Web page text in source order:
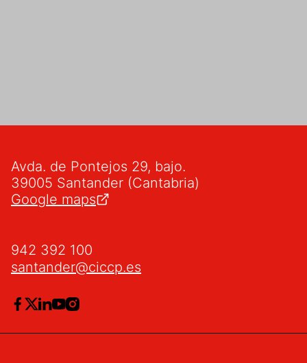
Avda. de Pontejos 29, bajo.
39005 Santander (Cantabria)
Google maps
942 392 100
santander@ciccp.es